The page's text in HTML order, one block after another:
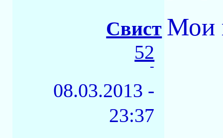
Свист
52
-
08.03.2013 -
23:37
Мои